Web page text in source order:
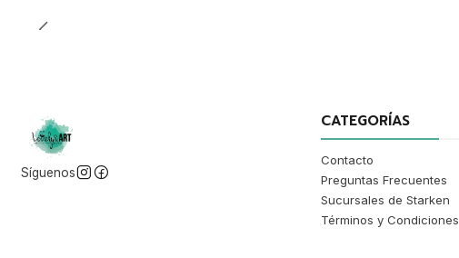
Síguenos
CATEGORÍAS
Contacto
Preguntas Frecuentes
Sucursales de Starken
Términos y Condiciones